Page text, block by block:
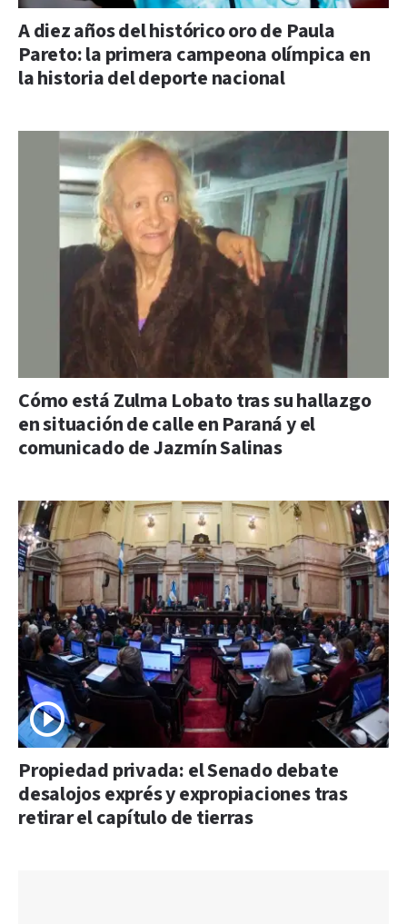
A diez años del histórico oro de Paula
Pareto: la primera campeona olímpica en
la historia del deporte nacional
Cómo está Zulma Lobato tras su hallazgo
en situación de calle en Paraná y el
comunicado de Jazmín Salinas
Propiedad privada: el Senado debate
desalojos exprés y expropiaciones tras
retirar el capítulo de tierras